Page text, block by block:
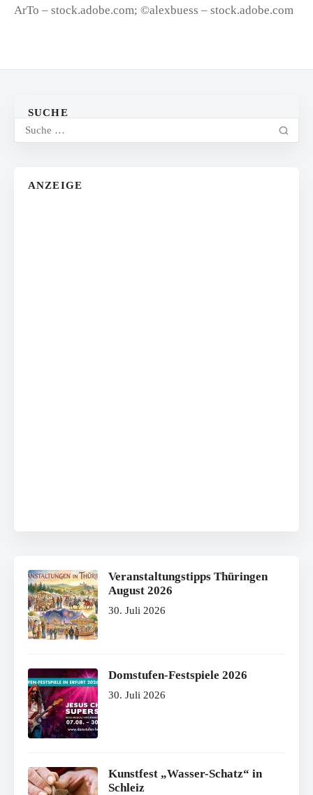
ArTo – stock.adobe.com; ©alexbuess – stock.adobe.com
SUCHE
ANZEIGE
Veranstaltungstipps Thüringen
August 2026
30. Juli 2026
Domstufen-Festspiele 2026
30. Juli 2026
Kunstfest „Wasser-Schatz“ in
Schleiz